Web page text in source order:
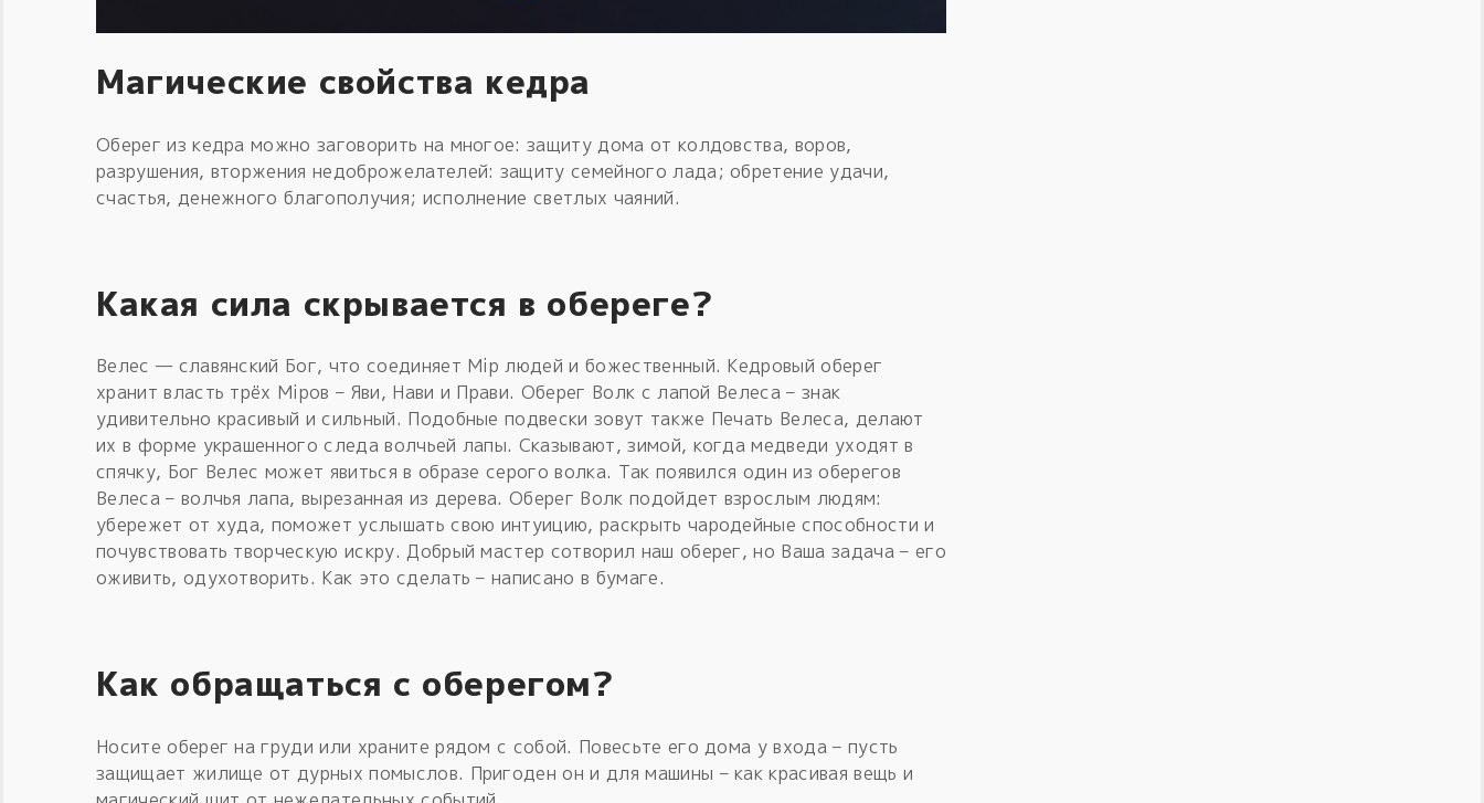
Магические свойства кедра
Оберег из кедра можно заговорить на многое: защиту дома от колдовства, воров,
разрушения, вторжения недоброжелателей: защиту семейного лада; обретение удачи,
счастья, денежного благополучия; исполнение светлых чаяний.
Какая сила скрывается в обереге?
Велес — славянский Бог, что соединяет Мiр людей и божественный. Кедровый оберег
хранит власть трёх Мiров – Яви, Нави и Прави. Оберег Волк с лапой Велеса – знак
удивительно красивый и сильный. Подобные подвески зовут также Печать Велеса, делают
их в форме украшенного следа волчьей лапы. Сказывают, зимой, когда медведи уходят в
спячку, Бог Велес может явиться в образе серого волка. Так появился один из оберегов
Велеса – волчья лапа, вырезанная из дерева. Оберег Волк подойдет взрослым людям:
убережет от худа, поможет услышать свою интуицию, раскрыть чародейные способности и
почувствовать творческую искру. Добрый мастер сотворил наш оберег, но Ваша задача – его
оживить, одухотворить. Как это сделать – написано в бумаге.
Как обращаться с оберегом?
Носите оберег на груди или храните рядом с собой. Повесьте его дома у входа – пусть
защищает жилище от дурных помыслов. Пригоден он и для машины – как красивая вещь и